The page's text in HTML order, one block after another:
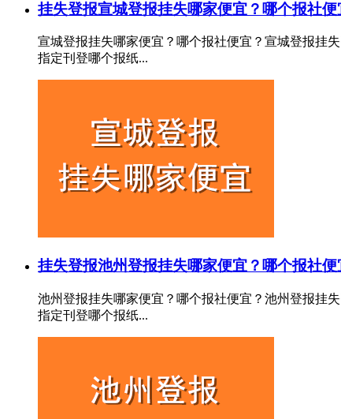
挂失登报宣城登报挂失哪家便宜？哪个报社便
宣城登报挂失哪家便宜？哪个报社便宜？宣城登报挂
指定刊登哪个报纸...
挂失登报池州登报挂失哪家便宜？哪个报社便
池州登报挂失哪家便宜？哪个报社便宜？池州登报挂
指定刊登哪个报纸...